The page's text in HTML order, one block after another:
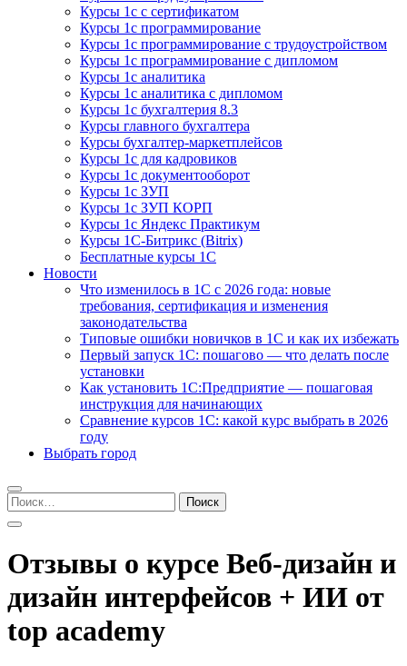
Курсы 1с с сертификатом
Курсы 1с программирование
Курсы 1с программирование с трудоустройством
Курсы 1с программирование с дипломом
Курсы 1с аналитика
Курсы 1с аналитика с дипломом
Курсы 1с бухгалтерия 8.3
Курсы главного бухгалтера
Курсы бухгалтер-маркетплейсов
Курсы 1с для кадровиков
Курсы 1с документооборот
Курсы 1с ЗУП
Курсы 1с ЗУП КОРП
Курсы 1с Яндекс Практикум
Курсы 1С-Битрикс (Bitrix)
Бесплатные курсы 1С
Новости
Что изменилось в 1С с 2026 года: новые
требования, сертификация и изменения
законодательства
Типовые ошибки новичков в 1С и как их избежать
Первый запуск 1С: пошагово — что делать после
установки
Как установить 1С:Предприятие — пошаговая
инструкция для начинающих
Сравнение курсов 1С: какой курс выбрать в 2026
году
Выбрать город
Найти:
Отзывы о курсе Веб-дизайн и
дизайн интерфейсов + ИИ от
top academy